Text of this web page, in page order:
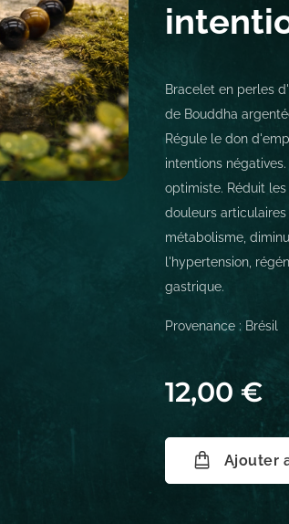
Bracelet en perles
de Bouddha
Régule le don
intentions
optimiste. Réduit
douleurs
métabolisme,
l'hypertension,
gastrique.
Provenance : Brésil
12,00 €
Ajouter